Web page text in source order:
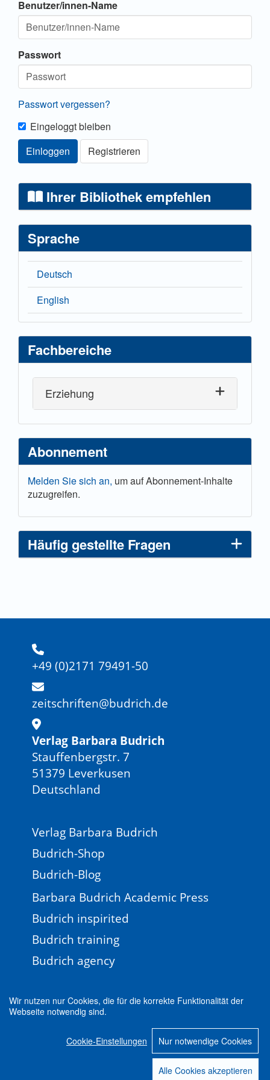
Wir nutzen nur Cookies, die für die korrekte Funktionalität der
Webseite notwendig sind.
Cookie-Einstellungen Nur notwendige Cookies
Alle Cookies akzeptieren
Benutzer/innen-Name
Passwort
Passwort vergessen?
Eingeloggt bleiben
Einloggen
Registrieren
Ihrer Bibliothek empfehlen
Sprache
Deutsch
English
Fachbereiche
Erziehung
Abonnement
Melden Sie sich an, um auf Abonnement-Inhalte
zuzugreifen.
Häufig gestellte Fragen
+49 (0)2171 79491-50
zeitschriften@budrich.de
Verlag Barbara Budrich
Stauffenbergstr. 7
51379 Leverkusen
Deutschland
Verlag Barbara Budrich
Budrich-Shop
Budrich-Blog
Barbara Budrich Academic Press
Budrich inspirited
Budrich training
Budrich agency
Datenschutz
Cookie-Einstellungen
© 2026 Verlag Barbara Budrich